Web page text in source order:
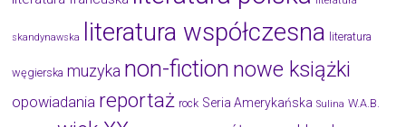
skandynawska literatura współczesna literatura
węgierska muzyka non-fiction nowe książki
opowiadania reportaż rock Seria Amerykańska Sulina W.A.B.